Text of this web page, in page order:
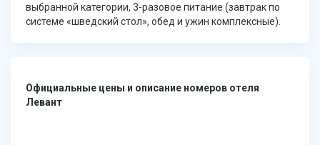
выбранной категории, 3-разовое питание (завтрак по
системе «шведский стол», обед и ужин комплексные).
Официальные цены и описание номеров отеля
Левант